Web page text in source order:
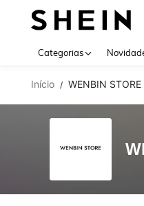
Categorias
Início / WENBIN STORE